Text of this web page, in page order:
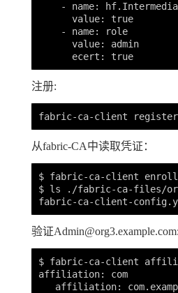
- name:
      value: true
    - name: role
      value: admin
注册:
从fabric-CA中读取凭证：
$ fabric-ca-client
$ ls ./fabric-ca-files/
验证Admin@org3.example.com:
$ fabric-ca-client
affiliation: com
affiliation: